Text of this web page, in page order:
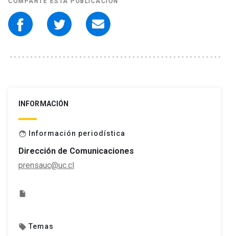
INFORMACIÓN
face Información periodística
Dirección de Comunicaciones
prensauc@uc.cl
insert_drive_file
local_offer Temas